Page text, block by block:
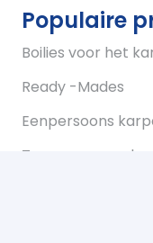
Populaire
Boilies voor het
Ready -Mades
Eenpersoons
Tweepersoons